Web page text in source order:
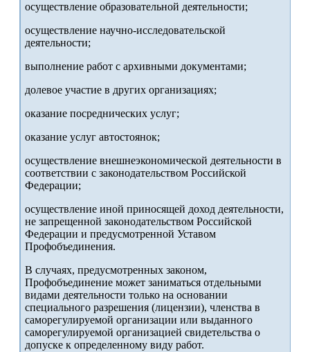
осуществление образовательной деятельности;
осуществление научно-исследовательской
деятельности;
выполнение работ с архивными документами;
долевое участие в других организациях;
оказание посреднических услуг;
оказание услуг автостоянок;
осуществление внешнеэкономической деятельности в
соответствии с законодательством Российской
Федерации;
осуществление иной приносящей доход деятельности,
не запрещенной законодательством Российской
Федерации и предусмотренной Уставом
Профобъединения.
В случаях, предусмотренных законом,
Профобъединение может заниматься отдельными
видами деятельности только на основании
специального разрешения (лицензии), членства в
саморегулируемой организации или выданного
саморегулируемой организацией свидетельства о
допуске к определенному виду работ.